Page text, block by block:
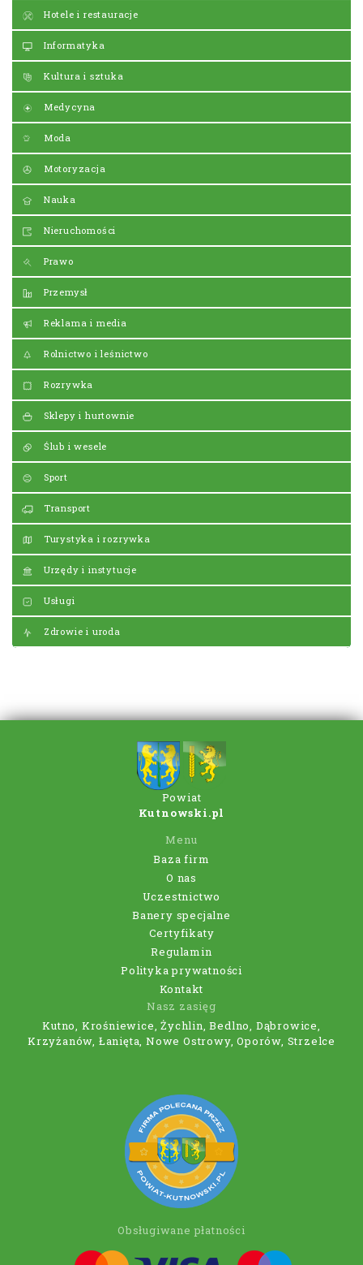
Hotele i restauracje
Informatyka
Kultura i sztuka
Medycyna
Moda
Motoryzacja
Nauka
Nieruchomości
Prawo
Przemysł
Reklama i media
Rolnictwo i leśnictwo
Rozrywka
Sklepy i hurtownie
Ślub i wesele
Sport
Transport
Turystyka i rozrywka
Urzędy i instytucje
Usługi
Zdrowie i uroda
Powiat
Kutnowski.pl
Menu
Baza firm
O nas
Uczestnictwo
Banery specjalne
Certyfikaty
Regulamin
Polityka prywatności
Kontakt
Nasz zasięg
Kutno, Krośniewice, Żychlin, Bedlno, Dąbrowice,
Krzyżanów, Łanięta, Nowe Ostrowy, Oporów, Strzelce
Obsługiwane płatności